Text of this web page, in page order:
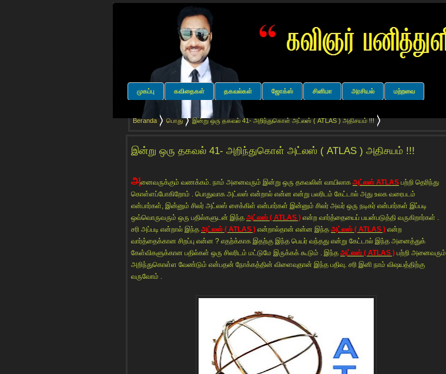
முகப்பு கவிதைகள் தகவல்கள் ஜோக்ஸ் சினிமா அரசியல் மற்றவை
Beranda பொது இன்று ஒரு தகவல் 41- அறிந்துகொள் அட்லஸ் ( ATLAS ) அதிசயம் !!!
இன்று ஒரு தகவல் 41- அறிந்துகொள் அட்லஸ் ( ATLAS ) அதிசயம் !!!
அனைவருக்கும் வணக்கம். நாம் அனைவரும் இன்று ஒரு தகவலின் வாயிலாக அட்லஸ் ATLAS பற்றி தெரிந்து
கொள்ளப்போகிறோம் . பொதுவாக அட்லஸ் என்றால் என்ன என்று பலரிடம் கேட்டால் அது உலக வரைபடம்
என்பார்கள், இன்னும் சிலர் அட்லஸ் சைக்கிள் என்பார்கள் இன்னும் சிலர் அவர் ஒரு நடிகர் என்பார்கள் இப்படி
ஒவ்வொருவரும் ஒரு பதில்களுடன் இந்த அட்லஸ் ( ATLAS ) என்ற வார்த்தையைப் பயன்படுத்தி வருகிறார்கள் .
சரி அப்படி என்றால் இந்த அட்லஸ் ( ATLAS ) என்றால்தான் என்ன இந்த அட்லஸ் ( ATLAS ) என்ற
வார்த்தைக்கான சிறப்பு என்ன ? எதற்க்காக இதற்கு இந்த பெயர் வந்தது என்று கேட்டால் இந்த அனைத்துக்
கேள்விகளுக்கான பதில்கள் ஒரு சிலரிடம் மட்டுமே இருக்கக் கூடும் . இந்த அட்லஸ் ( ATLAS ) பற்றி அனைவரும்
அறிந்துகொள்ள வேண்டும் என்பதன் நோக்கத்தின் விளைவுதான் இந்த பதிவு. சரி இனி நாம் விஷயத்திற்கு
வருவோம் .